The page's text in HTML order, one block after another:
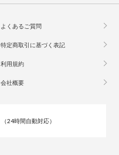
よくあるご質問
特定商取引に基づく表記
利用規約
会社概要
（24時間自動対応）